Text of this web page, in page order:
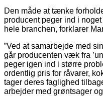
Den måde at tænke
producent peger ind i
hele branchen, forklarer
”Ved at samarbejde med
går producenten væk fra
peger igen ind i større
ordentlig pris for råvarer,
tager deres faglighed
arbejder med grøntsager